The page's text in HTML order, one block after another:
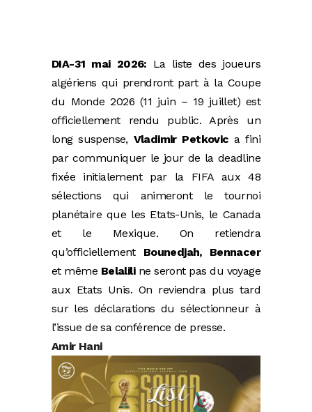
DIA-31 mai 2026: La liste des joueurs
algériens qui prendront part à la Coupe
du Monde 2026 (11 juin – 19 juillet) est
officiellement rendu public. Après un
long suspense, Vladimir Petkovic a fini
par communiquer le jour de la deadline
fixée initialement par la FIFA aux 48
sélections qui animeront le tournoi
planétaire que les Etats-Unis, le Canada
et le Mexique. On retiendra
qu’officiellement Bounedjah, Bennacer
et même Belaliline seront pas du voyage
aux Etats Unis. On reviendra plus tard
sur les déclarations du sélectionneur à
l’issue de sa conférence de presse.
Amir Hani